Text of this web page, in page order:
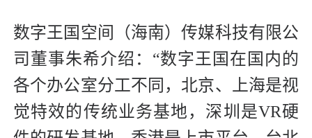
数字王国空间（海南）传媒科技有限公
司董事朱希介绍：“数字王国在国内的
各个办公室分工不同，北京、上海是视
觉特效的传统业务基地，深圳是VR硬